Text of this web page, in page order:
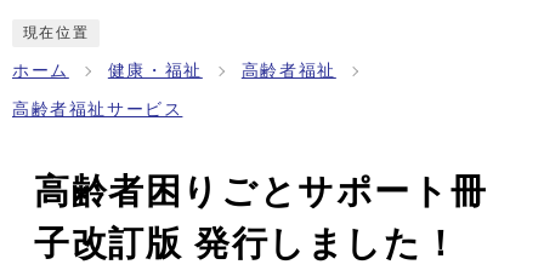
現在位置
ホーム 健康・福祉 高齢者福祉
高齢者福祉サービス
高齢者困りごとサポート冊
子改訂版 発行しました！